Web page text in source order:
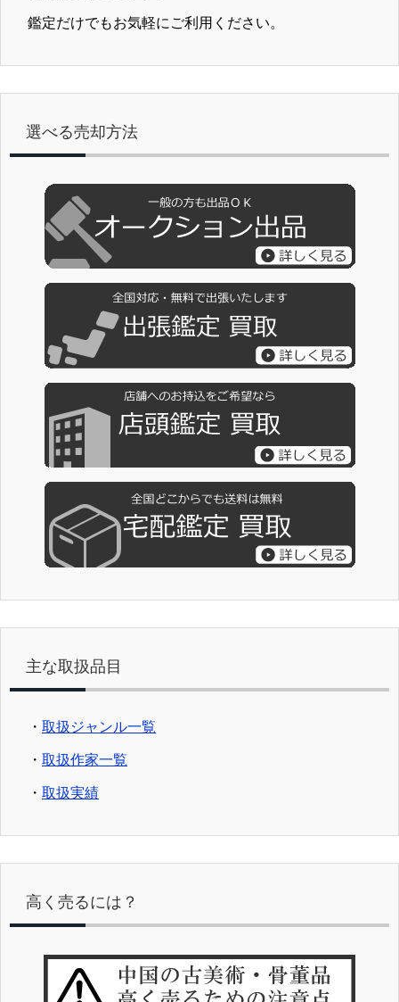
鑑定だけでもお気軽にご利用ください。
選べる売却方法
主な取扱品目
・ 取扱ジャンル一覧
・ 取扱作家一覧
・ 取扱実績
高く売るには？